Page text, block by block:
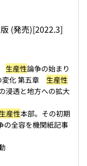
(発売)[2022.3]
生産性論争の始まり
変化 第五章 生産性
浸透と地方への拡大
生産性本部。その初期
の全容を機関紙記事